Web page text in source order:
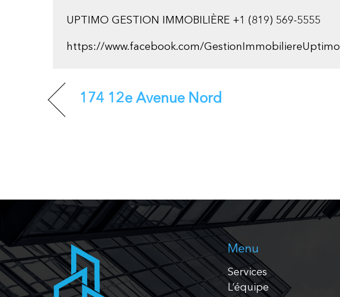
UPTIMO GESTION IMMOBILIÈRE +1 (819) 569-5555
https://www.facebook.com/GestionImmobiliereUptimo
174 12e Avenue Nord
Menu
Services
L’équipe